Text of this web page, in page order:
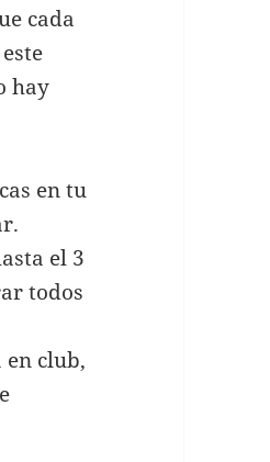
cada
hay
en tu
el 3
todos
club,